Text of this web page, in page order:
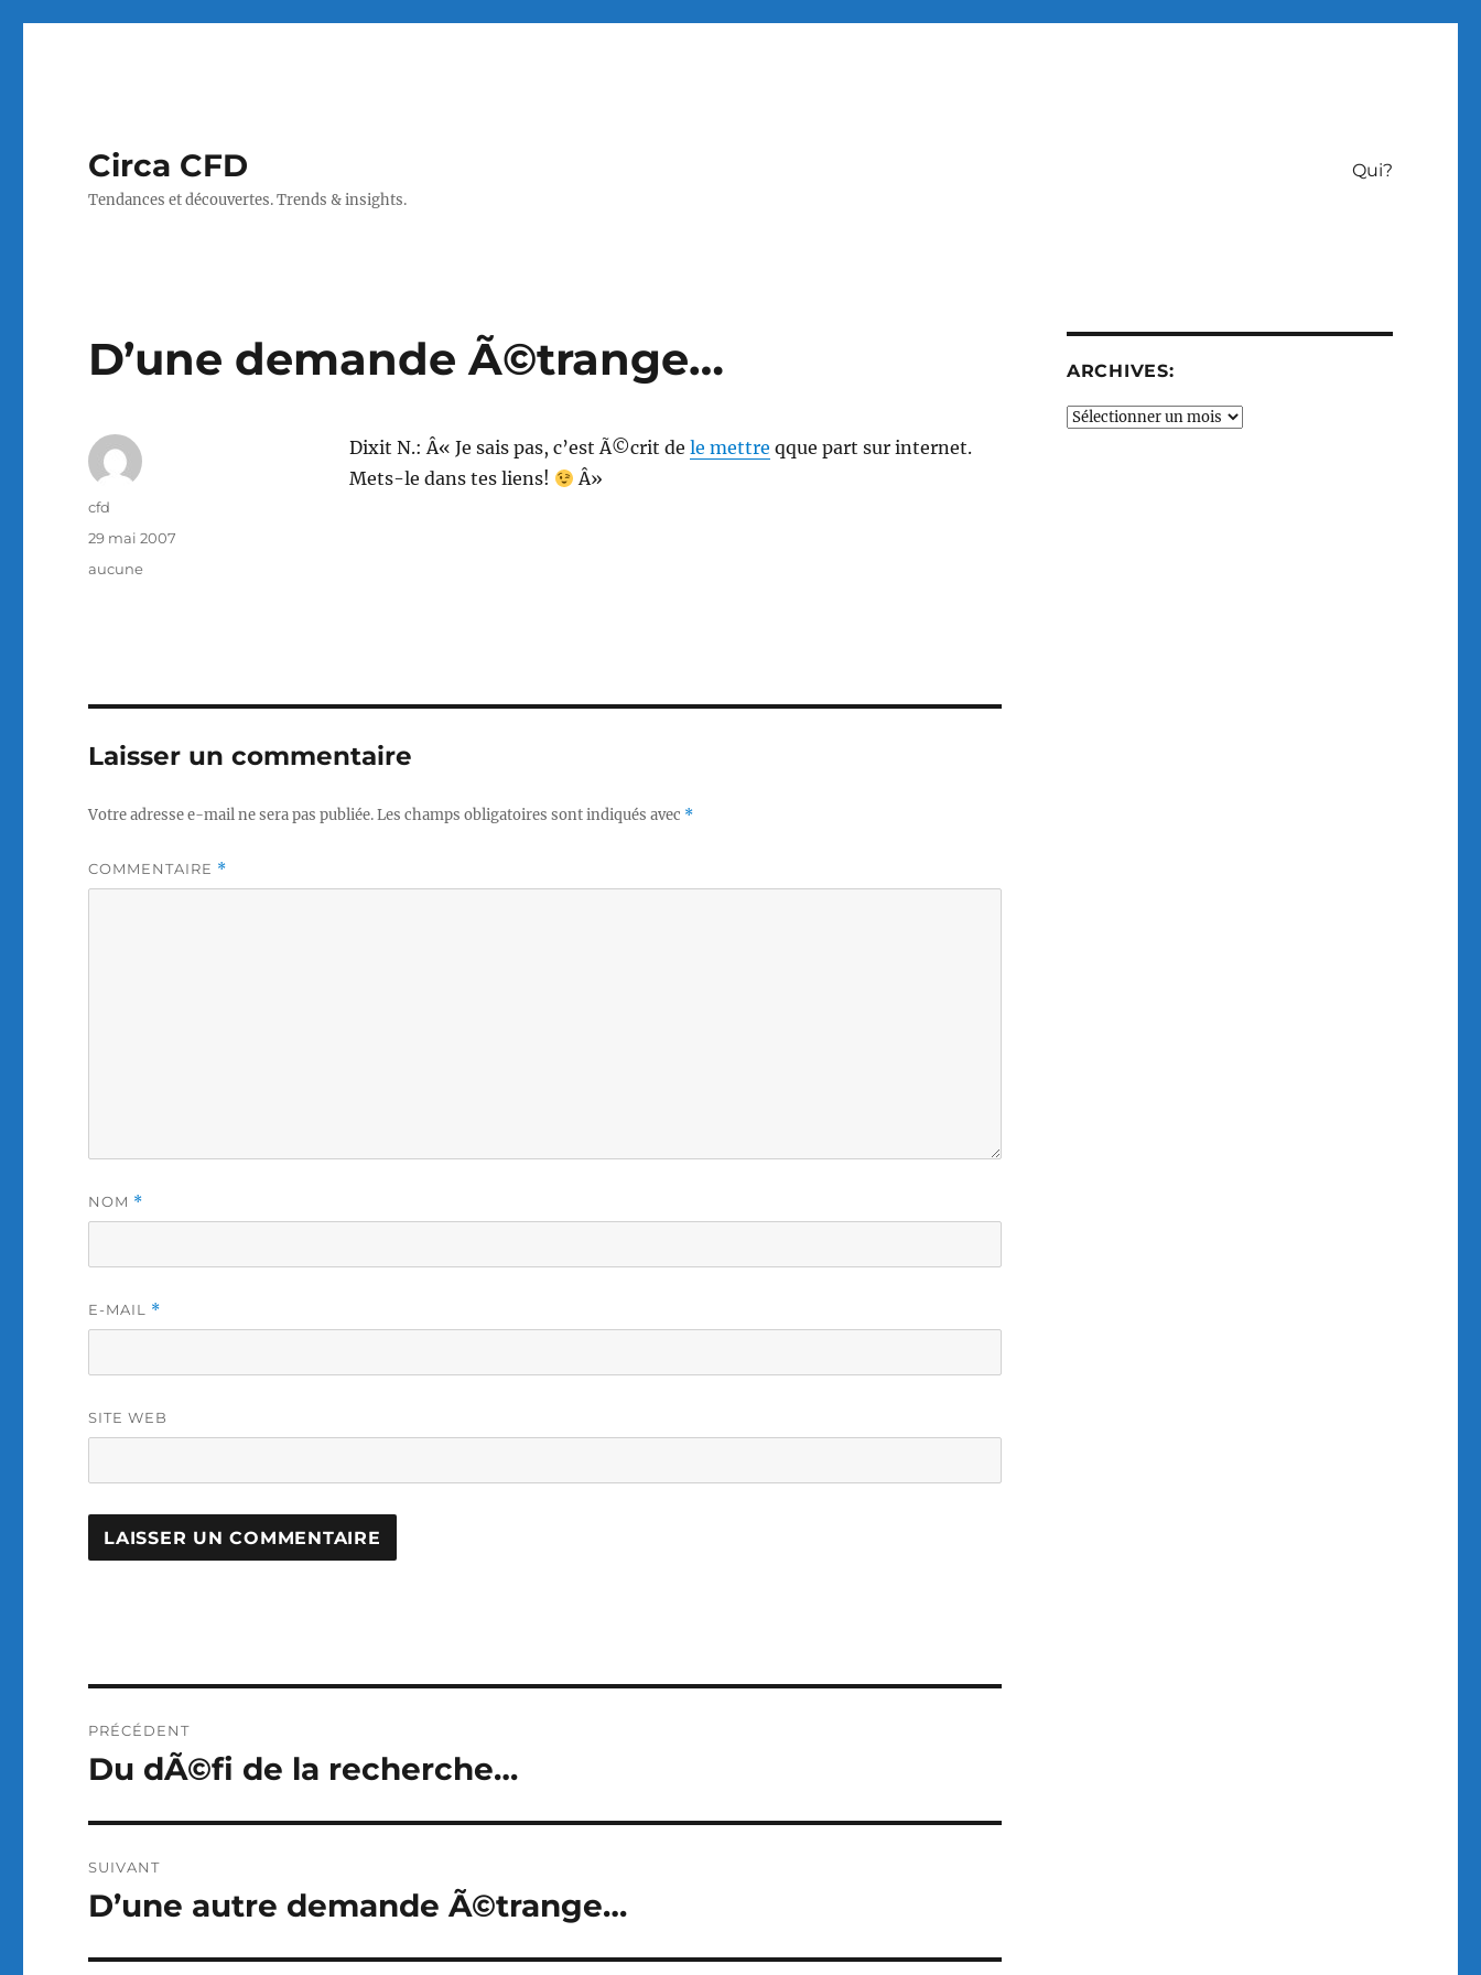
Circa CFD
Tendances et découvertes. Trends & insights.
Qui?
D’une demande Ã©trange…
Dixit N.: Â« Je sais pas, c’est Ã©crit de le mettre qque part sur internet.
Mets-le dans tes liens!
Â»
Auteur
cfd
Publié
29 mai 2007
Catégories
aucune
Laisser un commentaire
Votre adresse e-mail ne sera pas publiée.Les champs obligatoires sont indiqués avec *
COMMENTAIRE *
NOM *
E-MAIL *
SITE WEB
de
PRÉCÉDENT
Publication
Du dÃ©fi de la recherche…
SUIVANT
Publication
D’une autre demande Ã©trange…
ARCHIVES:
Archives: